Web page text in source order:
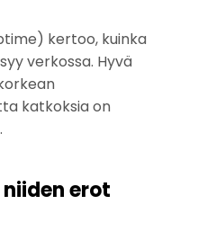
kertoo, kuinka
verkossa. Hyvä
katkoksia on
erot